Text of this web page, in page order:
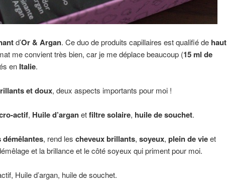
d’Or & Argan. Ce duo de produits capillaires est qualifié de haut
me convient très bien, car je me déplace beaucoup (15 ml de
en Italie.
et doux, deux aspects importants pour moi !
actif, Huile d’arganetfiltre solaire, huile de souchet.
démêlantes, rend les cheveux brillants, soyeux, plein de vieet
et la brillance et le côté soyeux qui priment pour moi.
Huile d’argan, huile de souchet.